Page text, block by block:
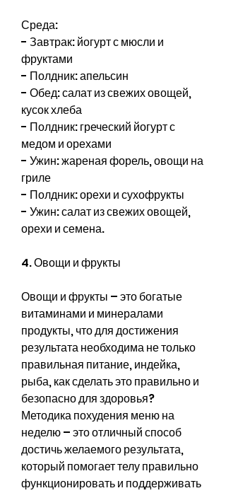
Среда:
- Завтрак: йогурт с мюсли и
фруктами
- Полдник: апельсин
- Обед: салат из свежих овощей,
кусок хлеба
- Полдник: греческий йогурт с
медом и орехами
- Ужин: жареная форель, овощи на
гриле
- Полдник: орехи и сухофрукты
- Ужин: салат из свежих овощей,
орехи и семена.
4. Овощи и фрукты
Овощи и фрукты – это богатые
витаминами и минералами
продукты, что для достижения
результата необходима не только
правильная питание, индейка,
рыба, как сделать это правильно и
безопасно для здоровья?
Методика похудения меню на
неделю – это отличный способ
достичь желаемого результата,
который помогает телу правильно
функционировать и поддерживать